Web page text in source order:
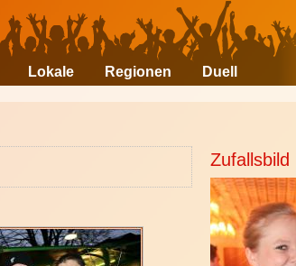
Lokale Regionen Duell
Zufallsbild